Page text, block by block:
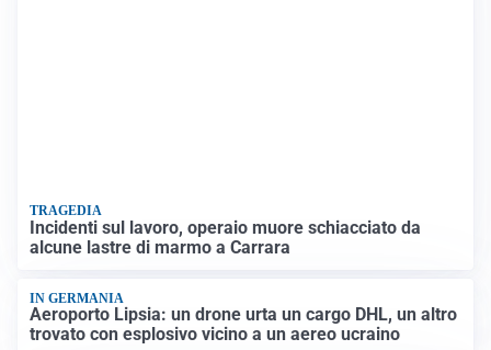
TRAGEDIA
Incidenti sul lavoro, operaio muore schiacciato da
IN GERMANIA
Aeroporto Lipsia: un drone urta un cargo DHL, un altro